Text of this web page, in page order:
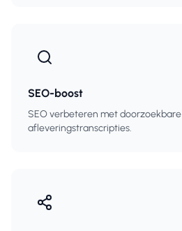
SEO-boost
SEO verbeteren met doorzoekbare
afleveringstranscripties.